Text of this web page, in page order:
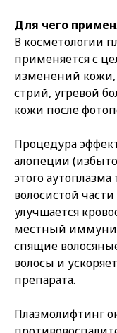
Для чего
В косметологии
применяется с
изменений кожи,
стрий, угревой
кожи после
Процедура
алопеции
этого
волосистой
улучшается
местный
спящие
волосы и
препарата.
Плазмолифтинг